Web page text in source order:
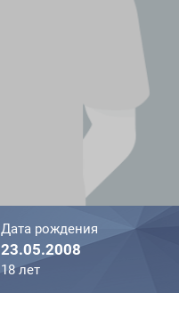
Дата рождения
23.05.2008
18 лет